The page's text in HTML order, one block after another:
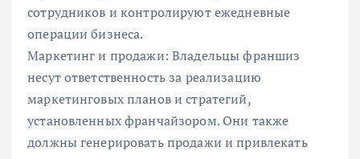
сотрудников и контролируют ежедневные
операции бизнеса.
Маркетинг и продажи: Владельцы франшиз
несут ответственность за реализацию
маркетинговых планов и стратегий,
установленных франчайзором. Они также
должны генерировать продажи и привлекать